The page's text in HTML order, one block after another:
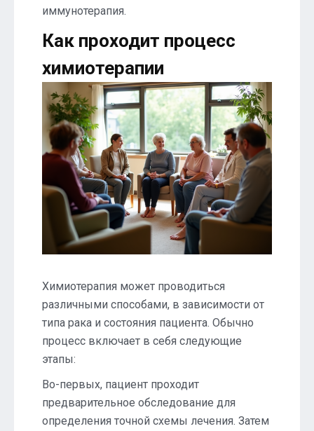
иммунотерапия.
Как проходит процесс
химиотерапии
Химиотерапия может проводиться
различными способами, в зависимости от
типа рака и состояния пациента. Обычно
процесс включает в себя следующие
этапы:
Во-первых, пациент проходит
предварительное обследование для
определения точной схемы лечения. Затем